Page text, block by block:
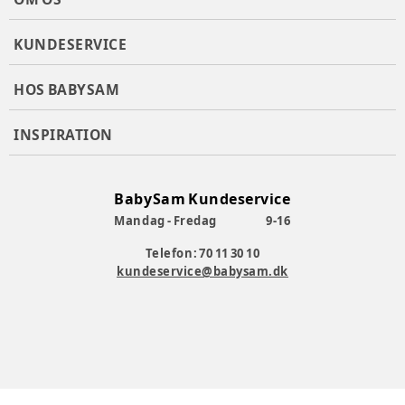
KUNDESERVICE
HOS BABYSAM
INSPIRATION
BabySam Kundeservice
Mandag - Fredag
9-16
Telefon: 70 11 30 10
kundeservice@babysam.dk